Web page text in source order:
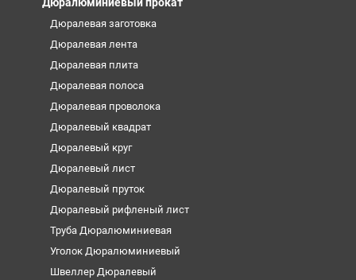
Дюралюминиевый прокат
Дюралевая заготовка
Дюралевая лента
Дюралевая плита
Дюралевая полоса
Дюралевая проволока
Дюралевый квадрат
Дюралевый круг
Дюралевый лист
Дюралевый пруток
Дюралевый рифленый лист
Труба Дюралюминиевая
Уголок Дюралюминиевый
Швеллер Дюралевый